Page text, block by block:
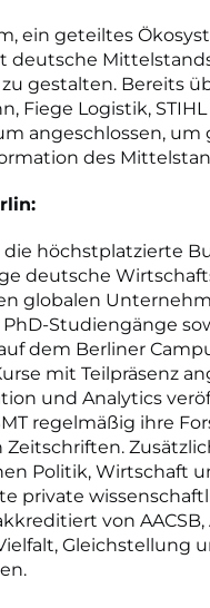
ein geteiltes
deutsche
gestalten. Bereits
Fiege Logistik,
angeschlossen,
des
die höchstplatzierte
deutsche
globalen
PhD-Studiengänge
dem Berliner
mit Teilpräsenz
und Analytics
regelmäßig ihre
Politik, Wirtschaft
private
von AACSB,
Gleichstellung